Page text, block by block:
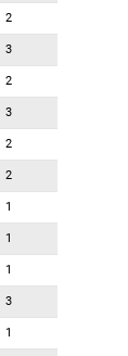
2
3
2
3
2
2
1
1
1
3
1